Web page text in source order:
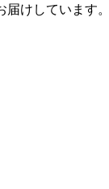
けしています。